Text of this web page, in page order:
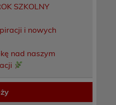
SZKOLNY
i nowych
nad naszym